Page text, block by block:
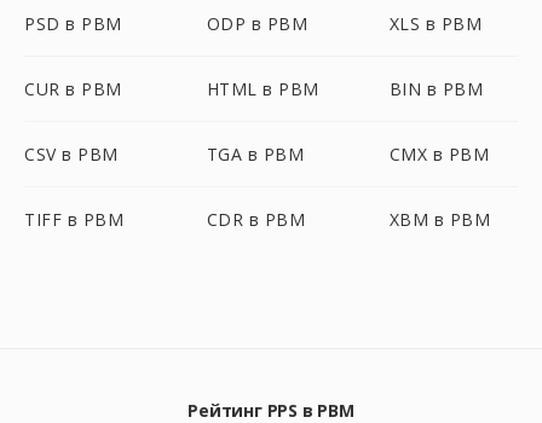
PSD в PBM ODP в PBM XLS в PBM
CUR в PBM HTML в PBM BIN в PBM
CSV в PBM TGA в PBM CMX в PBM
TIFF в PBM CDR в PBM XBM в PBM
Рейтинг PPS в PBM